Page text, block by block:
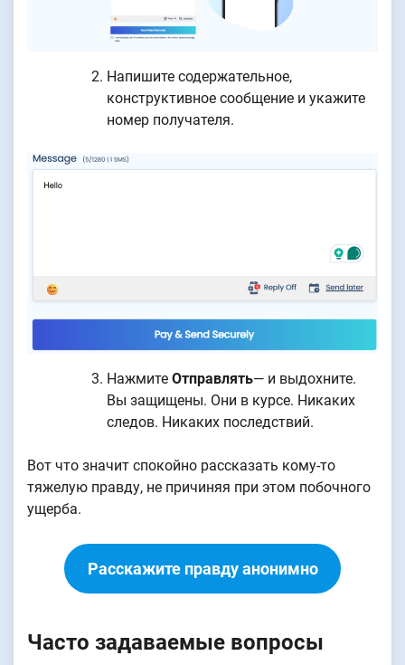
Напишите содержательное,
конструктивное сообщение и укажите
номер получателя.
Нажмите Отправлять— и выдохните.
Вы защищены. Они в курсе. Никаких
следов. Никаких последствий.
Вот что значит спокойно рассказать кому-то
тяжелую правду, не причиняя при этом побочного
ущерба.
Расскажите правду анонимно
Часто задаваемые вопросы